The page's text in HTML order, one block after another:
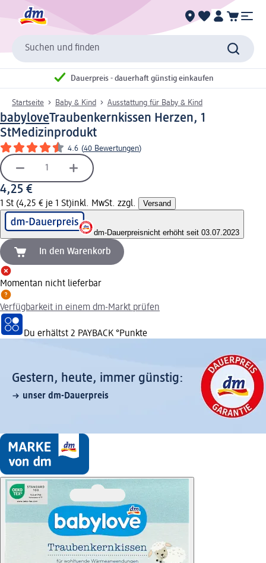
Suchen und finden
Dauerpreis - dauerhaft günstig einkaufen
Startseite Baby & Kind Ausstattung für Baby & Kind
babyloveTraubenkernkissen Herzen, 1
StMedizinprodukt
4.6 (40 Bewertungen)
4,25 €
1 St (4,25 € je 1 St)inkl. MwSt. zzgl. Versand
dm-Dauerpreisnicht erhöht seit 03.07.2023
In den Warenkorb
Momentan nicht lieferbar
Verfügbarkeit in einem dm-Markt prüfen
Du erhältst 2 PAYBACK °Punkte
Gestern, heute, immer günstig:
unser dm-Dauerpreis